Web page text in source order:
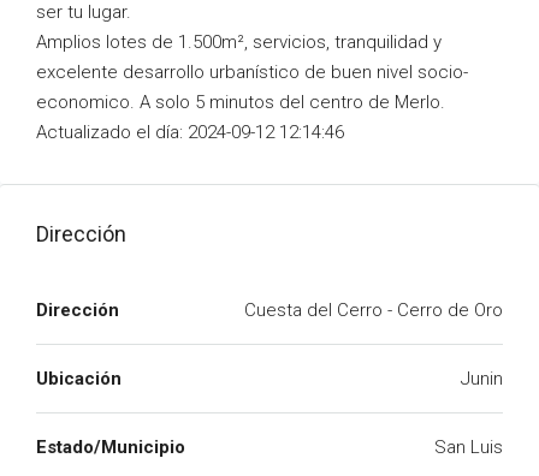
ser tu lugar.
Amplios lotes de 1.500m², servicios, tranquilidad y
excelente desarrollo urbanístico de buen nivel socio-
economico. A solo 5 minutos del centro de Merlo.
Actualizado el día: 2024-09-12 12:14:46
Dirección
Dirección Cuesta del Cerro - Cerro de Oro
Ubicación Junin
Estado/Municipio San Luis